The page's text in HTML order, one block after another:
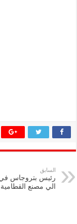
السابق
رئيس بتروجاس في
الي مصنع القطامية